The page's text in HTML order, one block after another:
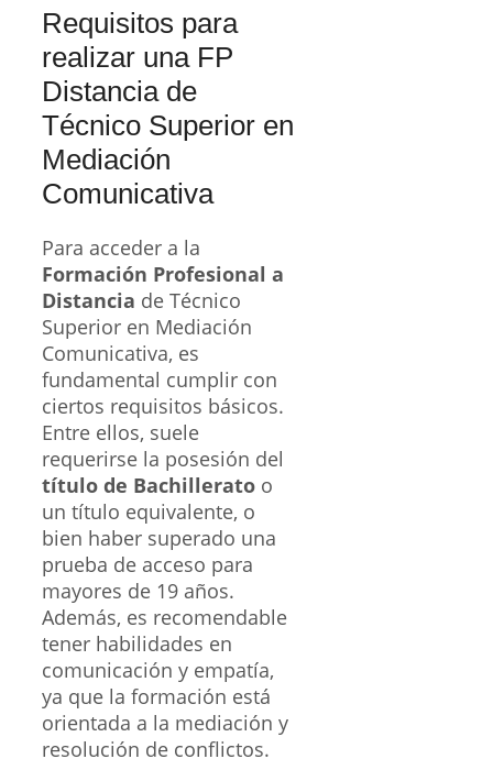
Requisitos para
realizar una FP
Distancia de
Técnico Superior en
Mediación
Comunicativa
Para acceder a la
Formación Profesional a
Distancia de Técnico
Superior en Mediación
Comunicativa, es
fundamental cumplir con
ciertos requisitos básicos.
Entre ellos, suele
requerirse la posesión del
título de Bachillerato o
un título equivalente, o
bien haber superado una
prueba de acceso para
mayores de 19 años.
Además, es recomendable
tener habilidades en
comunicación y empatía,
ya que la formación está
orientada a la mediación y
resolución de conflictos.